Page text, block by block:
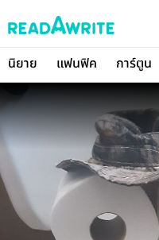
นิยาย แฟนฟิค การ์ตูน